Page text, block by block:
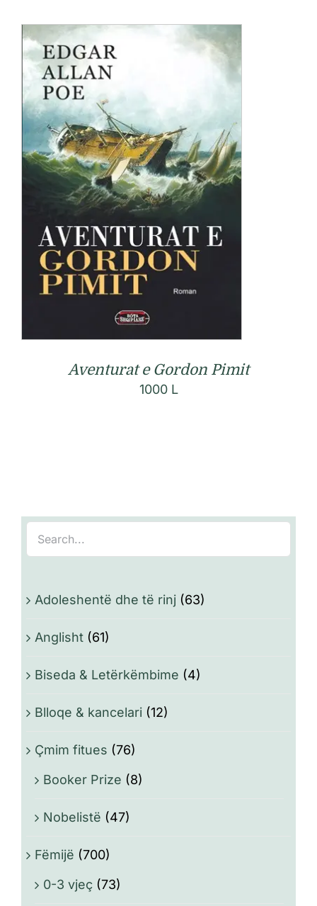
Evente
Blog
Aventurat e Gordon Pimit
1000 L
Adoleshentë dhe të rinj (63)
Anglisht (61)
Biseda & Letërkëmbime (4)
Blloqe & kancelari (12)
Çmim fitues (76)
Booker Prize (8)
Nobelistë (47)
Fëmijë (700)
0-3 vjeç (73)